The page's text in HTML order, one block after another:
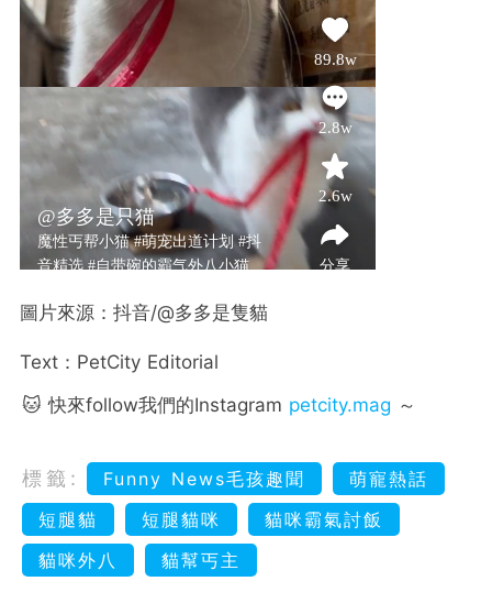
圖片來源：抖音/@多多是隻貓
Text：PetCity Editorial
🐱 快來follow我們的Instagram petcity.mag ～
標籤: Funny News毛孩趣聞
萌寵熱話
短腿貓
短腿貓咪
貓咪霸氣討飯
貓咪外八
貓幫丐主